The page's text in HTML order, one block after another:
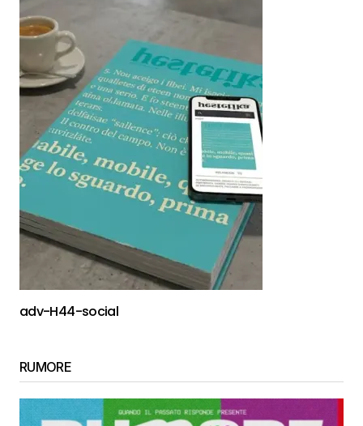
adv-H44-social
RUMORE